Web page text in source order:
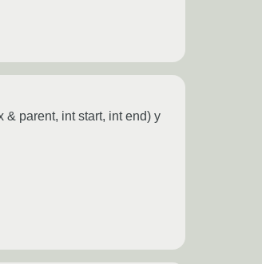
parent, int start, int end) у